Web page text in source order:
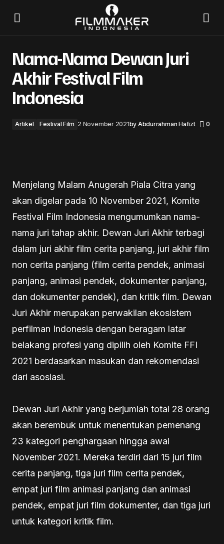
Nama-Nama Dewan Juri
Akhir Festival Film
Indonesia
Artikel Festival Film 2 November 2021by Abdurrahman Hafizt 0
Menjelang Malam Anugerah Piala Citra yang
akan digelar pada 10 November 2021, Komite
Festival Film Indonesia mengumumkan nama-
nama juri tahap akhir. Dewan Juri Akhir terbagi
dalam juri akhir film cerita panjang, juri akhir film
non cerita panjang (film cerita pendek, animasi
panjang, animasi pendek, dokumenter panjang,
dan dokumenter pendek), dan kritik film. Dewan
Juri Akhir merupakan perwakilan ekosistem
perfilman Indonesia dengan beragam latar
belakang profesi yang dipilih oleh Komite FFI
2021 berdasarkan masukan dan rekomendasi
dari asosiasi.
Dewan Juri Akhir yang berjumlah total 28 orang
akan berembuk untuk menentukan pemenang
23 kategori penghargaan hingga awal
November 2021. Mereka terdiri dari 15 juri film
cerita panjang, tiga juri film cerita pendek,
empat juri film animasi panjang dan animasi
pendek, empat juri film dokumenter, dan tiga juri
untuk kategori kritik film.